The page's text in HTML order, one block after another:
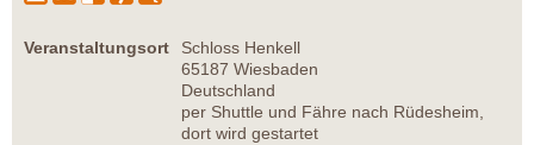
Veranstaltungsort
Schloss Henkell
65187 Wiesbaden
Deutschland
per Shuttle und Fähre nach Rüdesheim,
dort wird gestartet